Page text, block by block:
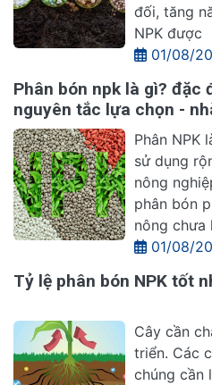
đối, tăng
NPK được
01/08/
Phân bón npk là gì? đặc
nguyên tắc lựa chọn -
Phân NPK
sử dụng
nông
phân bón
nông chưa
01/08/
Tỷ lệ phân bón NPK tốt
Cây cần
triển. Các
chúng cần